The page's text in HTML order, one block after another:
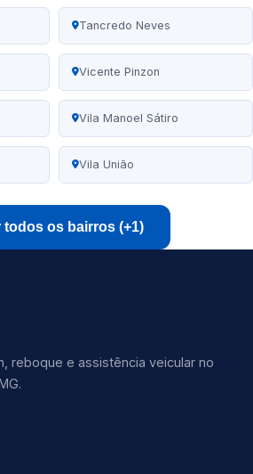
Tancredo Neves
Vicente Pinzon
Vila Manoel Sátiro
Vila União
todos os bairros (+1)
reboque e assistência veicular no